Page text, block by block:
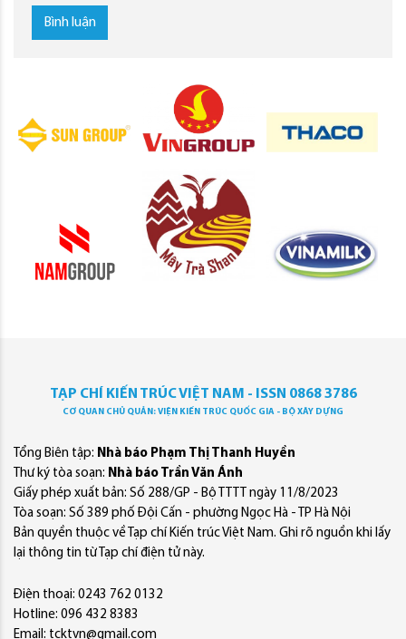
Bình luận
TẠP CHÍ KIẾN TRÚC VIỆT NAM - ISSN 0868 3786
CƠ QUAN CHỦ QUẢN: VIỆN KIẾN TRÚC QUỐC GIA - BỘ XÂY DỰNG
Tổng Biên tập: Nhà báo Phạm Thị Thanh Huyền
Thư ký tòa soạn: Nhà báo Trần Văn Ánh
Giấy phép xuất bản: Số 288/GP - Bộ TTTT ngày 11/8/2023
Tòa soạn: Số 389 phố Đội Cấn - phường Ngọc Hà - TP Hà Nội
Bản quyền thuộc về Tạp chí Kiến trúc Việt Nam. Ghi rõ nguồn khi lấy
lại thông tin từ Tạp chí điện tử này.
Điện thoại: 0243 762 0132
Hotline: 096 432 8383
Email: tcktvn@gmail.com